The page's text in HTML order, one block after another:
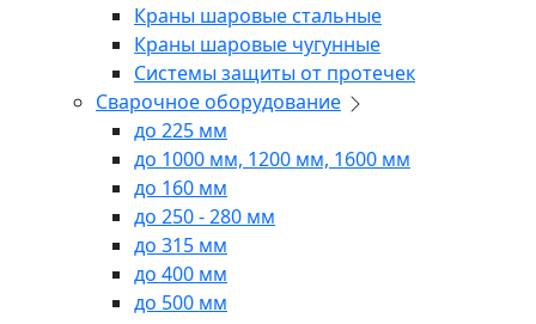
Краны шаровые стальные
Краны шаровые чугунные
Системы защиты от протечек
Сварочное оборудование
до 225 мм
до 1000 мм, 1200 мм, 1600 мм
до 160 мм
до 250 - 280 мм
до 315 мм
до 400 мм
до 500 мм